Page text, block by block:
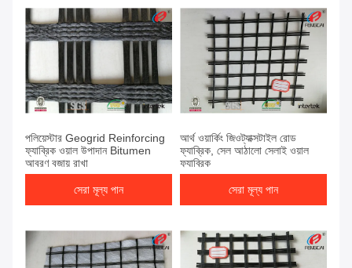
পলিয়েস্টার Geogrid Reinforcing
ফ্যাব্রিক ওয়াল উপাদান Bitumen
আবরণ বজায় রাখা
সেরা মূল্য পান
আর্থ ওয়ার্কিং জিওট্যাক্সটাইল রোড
ফ্যাব্রিক, সেল আঠালো সেলাই ওয়াল
ফ্যাব্রিক
সেরা মূল্য পান